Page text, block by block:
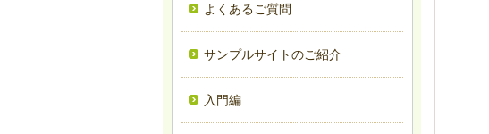
よくあるご質問
サンプルサイトのご紹介
入門編